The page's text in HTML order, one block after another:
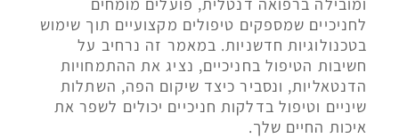
לחניכיים שמספקים טיפולים מקצועיים תוך שימוש
בטכנולוגיות חדשניות. במאמר זה נרחיב על
חשיבות הטיפול בחניכיים, נציג את ההתמחויות
הדנטאליות, ונסביר כיצד שיקום הפה, השתלות
שיניים וטיפול בדלקות חניכיים יכולים לשפר את
איכות החיים שלך.